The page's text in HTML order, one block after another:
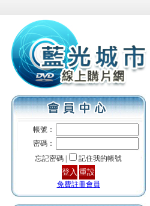
帳號：
密碼：
忘記密碼 |
記住我的帳號
免費註冊會員